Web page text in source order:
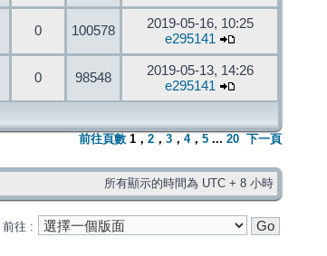
0 100578
2019-05-16, 10:25
e295141
0 98548
2019-05-13, 14:26
e295141
前往頁數 1 ， 2 ， 3 ， 4， 5 ... 20 下一頁
所有顯示的時間為 UTC + 8 小時
前往 :